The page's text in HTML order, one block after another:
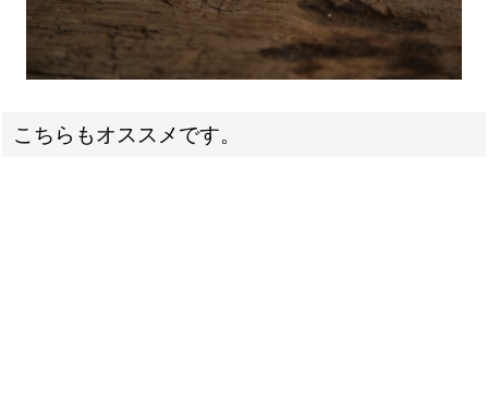
こちらもオススメです。